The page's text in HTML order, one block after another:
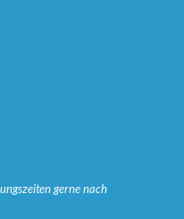
gerne nach